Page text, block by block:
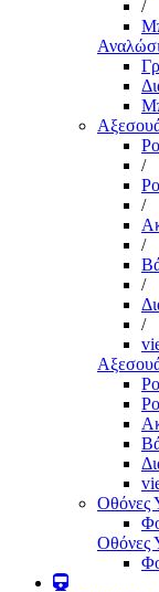
/
/
/
/
/
/
Οθόνες
Οθόνες